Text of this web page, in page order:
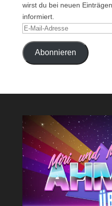
wirst du bei neuen
informiert.
E-
AdresseAbonnieren